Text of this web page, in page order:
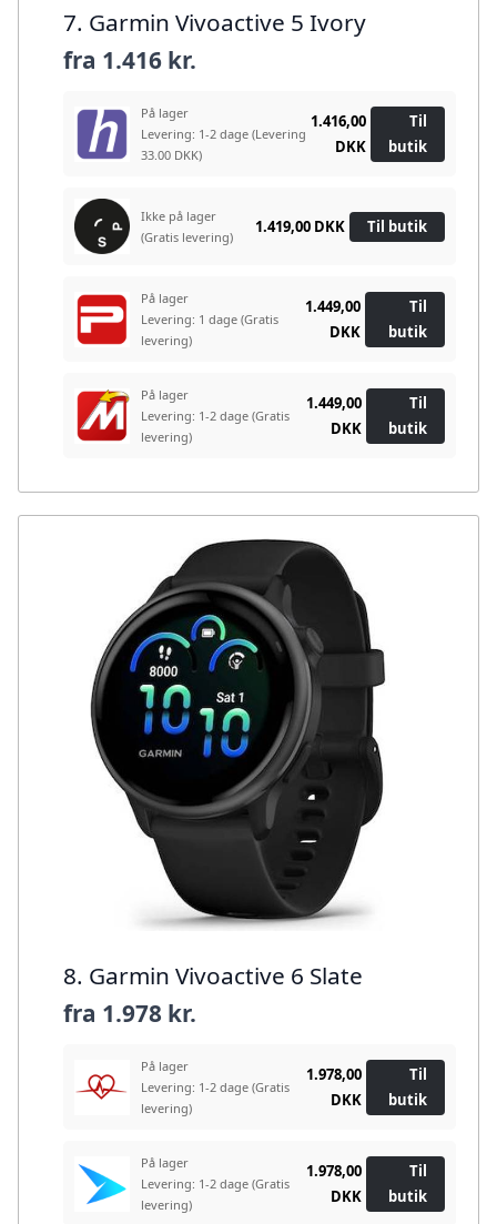
7. Garmin Vivoactive 5 Ivory
fra 1.416 kr.
På lager
Levering: 1-2 dage (Levering
33.00 DKK)
1.416,00
DKK
Til
butik
Ikke på lager
(Gratis levering)
1.419,00 DKK Til butik
På lager
Levering: 1 dage (Gratis
levering)
1.449,00
DKK
Til
butik
På lager
Levering: 1-2 dage (Gratis
levering)
1.449,00
DKK
Til
butik
8. Garmin Vivoactive 6 Slate
fra 1.978 kr.
På lager
Levering: 1-2 dage (Gratis
levering)
1.978,00
DKK
Til
butik
På lager
Levering: 1-2 dage (Gratis
levering)
1.978,00
DKK
Til
butik